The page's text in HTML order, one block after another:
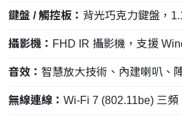
鍵盤 / 觸控板： 背光巧克力鍵盤，
攝影機： FHD IR 攝影機，支援
音效： 智慧放大技術、內建喇叭、
無線連線： Wi-Fi 7 (802.11be) 三